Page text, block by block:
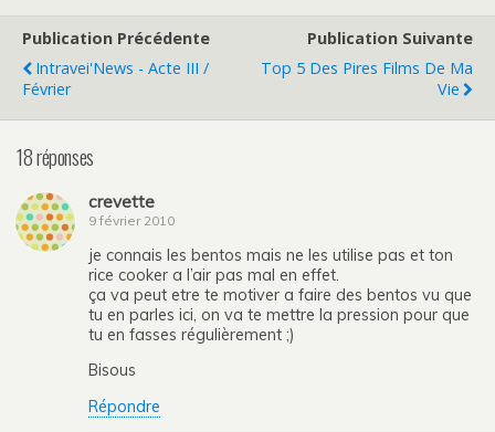
Publication Précédente
Intravei'News - Acte III /
Février
Publication Suivante
Top 5 Des Pires Films De Ma
Vie
18 réponses
crevette
9 février 2010
je connais les bentos mais ne les utilise pas et ton
rice cooker a l’air pas mal en effet.
ça va peut etre te motiver a faire des bentos vu que
tu en parles ici, on va te mettre la pression pour que
tu en fasses régulièrement ;)
Bisous
Répondre